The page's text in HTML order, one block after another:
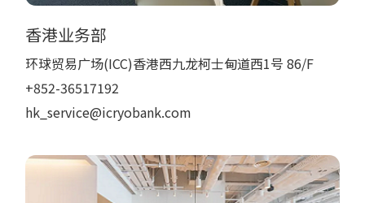
香港业务部
环球贸易广场(ICC)香港西九龙柯士甸道西1号 86/F
+852-36517192
hk_service@icryobank.com